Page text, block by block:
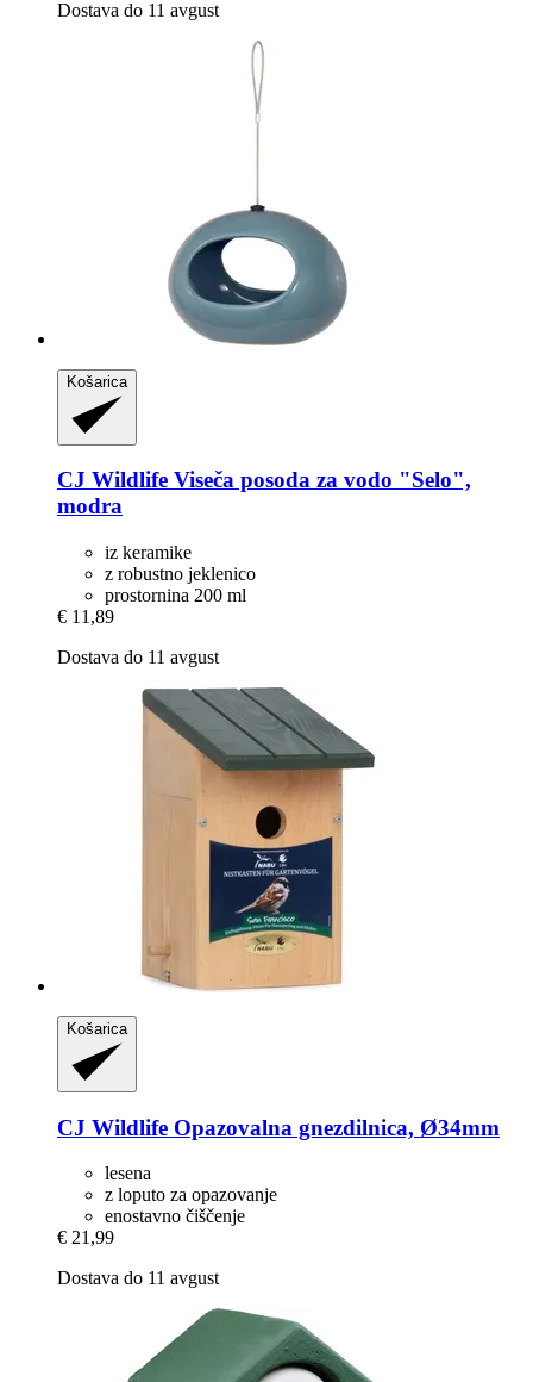
Dostava do 11 avgust
Košarica
CJ Wildlife Viseča posoda za vodo "Selo",
modra
iz keramike
z robustno jeklenico
prostornina 200 ml
€ 11,89
Dostava do 11 avgust
Košarica
CJ Wildlife Opazovalna gnezdilnica, Ø34mm
lesena
z loputo za opazovanje
enostavno čiščenje
€ 21,99
Dostava do 11 avgust